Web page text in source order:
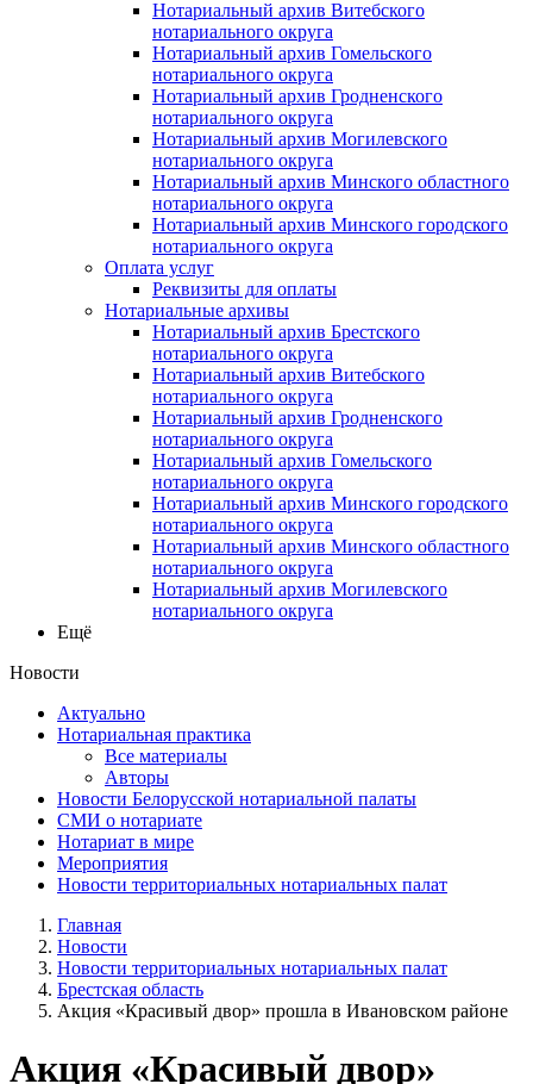
Нотариальный архив Витебского
нотариального округа
Нотариальный архив Гомельского
нотариального округа
Нотариальный архив Гродненского
нотариального округа
Нотариальный архив Могилевского
нотариального округа
Нотариальный архив Минского областного
нотариального округа
Нотариальный архив Минского городского
нотариального округа
Оплата услуг
Реквизиты для оплаты
Нотариальные архивы
Нотариальный архив Брестского
нотариального округа
Нотариальный архив Витебского
нотариального округа
Нотариальный архив Гродненского
нотариального округа
Нотариальный архив Гомельского
нотариального округа
Нотариальный архив Минского городского
нотариального округа
Нотариальный архив Минского областного
нотариального округа
Нотариальный архив Могилевского
нотариального округа
Ещё
Новости
Актуально
Нотариальная практика
Все материалы
Авторы
Новости Белорусской нотариальной палаты
СМИ о нотариате
Нотариат в мире
Мероприятия
Новости территориальных нотариальных палат
Главная
Новости
Новости территориальных нотариальных палат
Брестская область
Акция «Красивый двор» прошла в Ивановском районе
Акция «Красивый двор»